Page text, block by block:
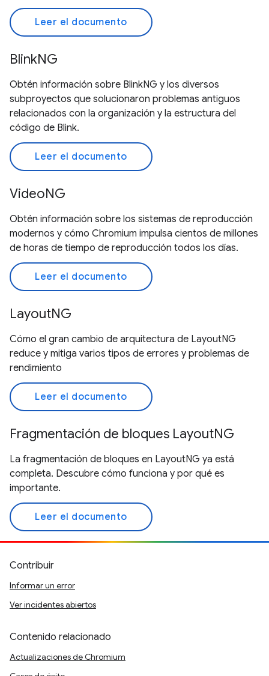
Leer el documento
BlinkNG
Obtén información sobre BlinkNG y los diversos
subproyectos que solucionaron problemas antiguos
relacionados con la organización y la estructura del
código de Blink.
Leer el documento
VideoNG
Obtén información sobre los sistemas de reproducción
modernos y cómo Chromium impulsa cientos de millones
de horas de tiempo de reproducción todos los días.
Leer el documento
LayoutNG
Cómo el gran cambio de arquitectura de LayoutNG
reduce y mitiga varios tipos de errores y problemas de
rendimiento
Leer el documento
Fragmentación de bloques LayoutNG
La fragmentación de bloques en LayoutNG ya está
completa. Descubre cómo funciona y por qué es
importante.
Leer el documento
Contribuir
Informar un error
Ver incidentes abiertos
Contenido relacionado
Actualizaciones de Chromium